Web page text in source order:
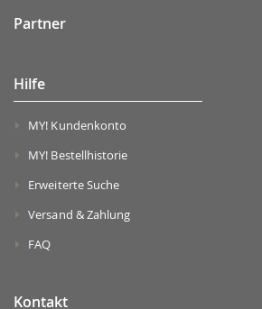
Partner
Hilfe
MY! Kundenkonto
MY! Bestellhistorie
Erweiterte Suche
Versand & Zahlung
FAQ
Kontakt